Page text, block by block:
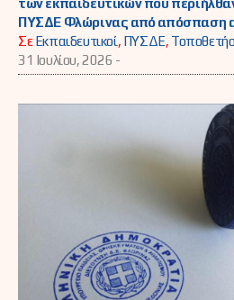
των εκπαιδευτικών που
ΠΥΣΔΕ Φλώρινας από απόσπαση
ΣεΕκπαιδευτικοί, ΠΥΣΔΕ,
31 Ιουλίου, 2026 -